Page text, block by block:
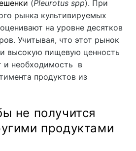
(Pleurotus spp). При
рынка культивируемых
на уровне десятков
Учитывая, что этот рынок
и высокую пищевую ценность
и необходимость в
продуктов из
не получится
продуктами